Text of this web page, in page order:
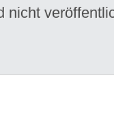
nicht